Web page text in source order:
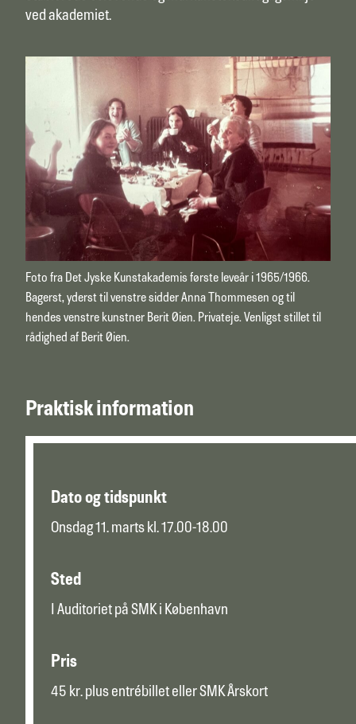
ved akademiet.
Foto fra Det Jyske Kunstakademis første leveår i 1965/1966.
Bagerst, yderst til venstre sidder Anna Thommesen og til
hendes venstre kunstner Berit Øien. Privateje. Venligst stillet til
rådighed af Berit Øien.
Praktisk information
Dato og tidspunkt
Onsdag 11. marts kl. 17.00-18.00
Sted
I Auditoriet på SMK i København
Pris
45 kr. plus entrébillet eller SMK Årskort